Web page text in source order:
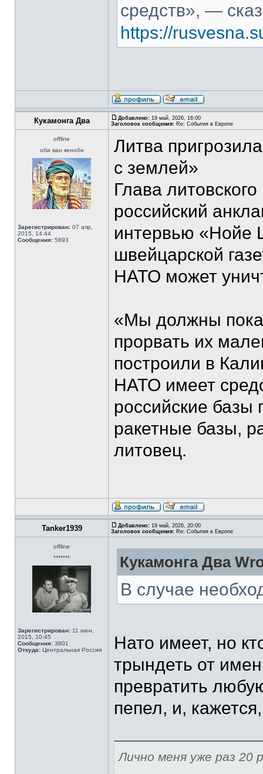
средств», —
https://
Кукамонга Два Добавлено: 19 май, 2026, 16:00
Заголовок сообщения: Re: События в Европе
offline
оби ван кеноби
Зарегистрирован: 07 апр,
2015, 14:44
Сообщения: 5893
Литва
с землей»
Глава
российский
интервью «Нойе
швейцарской
НАТО может
«Мы должны
прорвать их
построили в
НАТО имеет
российские
ракетные базы,
литовец.
Tanker1939 Добавлено: 19 май, 2026, 20:00
Заголовок сообщения: Re: События в Европе
offline
*******
Зарегистрирован: 11 июн,
2015, 10:45
Сообщения: 3801
Откуда: Центральная Россия
Кукамонга Два
В случае
Нато имеет, но
трындеть от
превратить
пепел, и,
Лично меня уже раз 20